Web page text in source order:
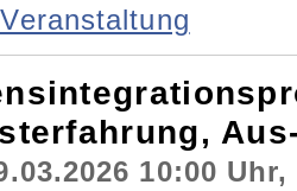
10:00